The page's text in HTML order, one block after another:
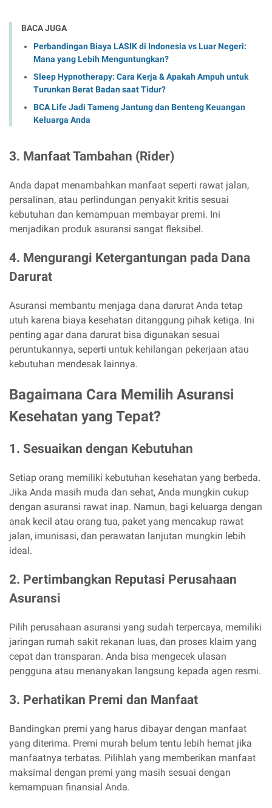
BACA JUGA
Perbandingan Biaya LASIK di Indonesia vs Luar Negeri:
Mana yang Lebih Menguntungkan?
Sleep Hypnotherapy: Cara Kerja & Apakah Ampuh untuk
Turunkan Berat Badan saat Tidur?
BCA Life Jadi Tameng Jantung dan Benteng Keuangan
Keluarga Anda
3. Manfaat Tambahan (Rider)
Anda dapat menambahkan manfaat seperti rawat jalan,
persalinan, atau perlindungan penyakit kritis sesuai
kebutuhan dan kemampuan membayar premi. Ini
menjadikan produk asuransi sangat fleksibel.
4. Mengurangi Ketergantungan pada Dana
Darurat
Asuransi membantu menjaga dana darurat Anda tetap
utuh karena biaya kesehatan ditanggung pihak ketiga. Ini
penting agar dana darurat bisa digunakan sesuai
peruntukannya, seperti untuk kehilangan pekerjaan atau
kebutuhan mendesak lainnya.
Bagaimana Cara Memilih Asuransi
Kesehatan yang Tepat?
1. Sesuaikan dengan Kebutuhan
Setiap orang memiliki kebutuhan kesehatan yang berbeda.
Jika Anda masih muda dan sehat, Anda mungkin cukup
dengan asuransi rawat inap. Namun, bagi keluarga dengan
anak kecil atau orang tua, paket yang mencakup rawat
jalan, imunisasi, dan perawatan lanjutan mungkin lebih
ideal.
2. Pertimbangkan Reputasi Perusahaan
Asuransi
Pilih perusahaan asuransi yang sudah terpercaya, memiliki
jaringan rumah sakit rekanan luas, dan proses klaim yang
cepat dan transparan. Anda bisa mengecek ulasan
pengguna atau menanyakan langsung kepada agen resmi.
3. Perhatikan Premi dan Manfaat
Bandingkan premi yang harus dibayar dengan manfaat
yang diterima. Premi murah belum tentu lebih hemat jika
manfaatnya terbatas. Pilihlah yang memberikan manfaat
maksimal dengan premi yang masih sesuai dengan
kemampuan finansial Anda.